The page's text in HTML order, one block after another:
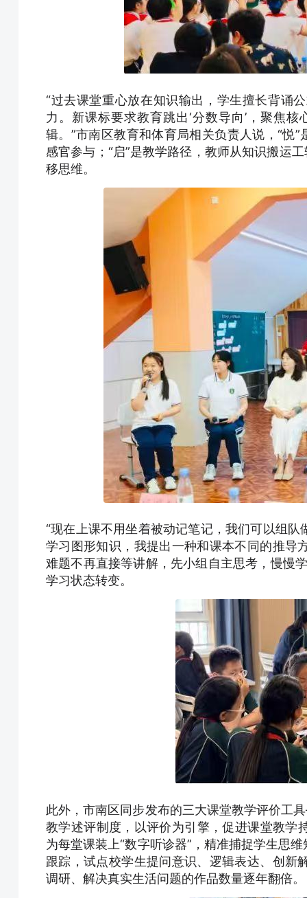
“过去课堂重心放在知识输出，学生擅长背诵
力。新课标要求教育跳出‘分数导向’，聚焦
辑。”市南区教育和体育局相关负责人说，“悦
感官参与；“启”是教学路径，教师从知识搬运
移思维。
“现在上课不用坐着被动记笔记，我们可以组
学习图形知识，我提出一种和课本不同的推导
难题不再直接等讲解，先小组自主思考，慢慢
学习状态转变。
此外，市南区同步发布的三大课堂教学评价工
教学述评制度，以评价为引擎，促进课堂教学
为每堂课装上“数字听诊器”，精准捕捉学生思
跟踪，试点校学生提问意识、逻辑表达、创新
调研、解决真实生活问题的作品数量逐年翻倍。